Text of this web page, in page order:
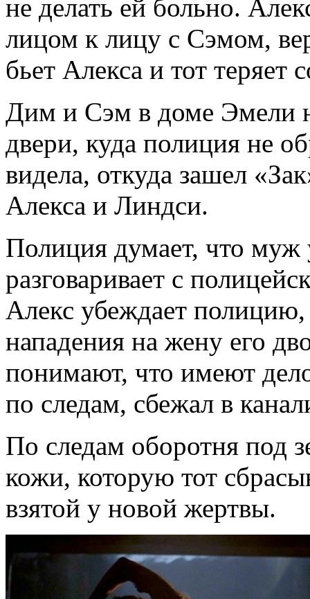
не делать ей больно.
лицом к лицу с Сэмом,
бьет Алекса и тот теряет
Дим и Сэм в доме Эмели
двери, куда полиция не
видела, откуда зашел
Алекса и Линдси.
Полиция думает, что
разговаривает с
Алекс убеждает
нападения на жену его
понимают, что имеют
по следам, сбежал в
По следам оборотня под
кожи, которую тот
взятой у новой жертвы.